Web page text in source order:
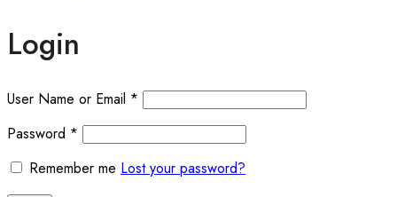
Login
User Name or Email *
Password *
Remember me Lost your password?